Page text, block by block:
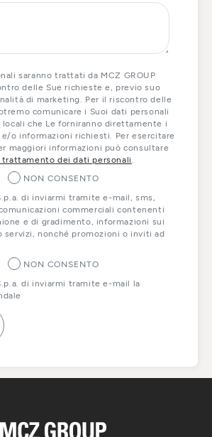
saranno trattati da MCZ GROUP
delle Sue richieste e, previo suo
di marketing. Per il riscontro delle
comunicare i Suoi dati personali
che Le forniranno direttamente i
o informazioni richiesti. Per esercitare
maggiori informazioni può consultare
dei dati personali
NON CONSENTO
di inviarmi tramite e-mail, sms,
commerciali contenenti
e di gradimento, informazioni sui
servizi, nonché promozioni o inviti ad
NON CONSENTO
di inviarmi tramite e-mail la